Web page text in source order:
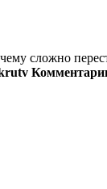
сложно